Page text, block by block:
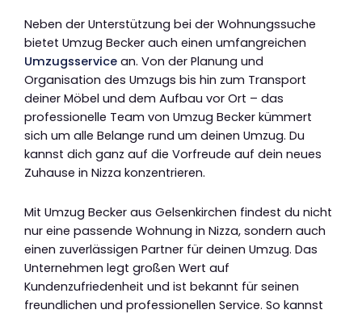
Neben der Unterstützung bei der Wohnungssuche
bietet Umzug Becker auch einen umfangreichen
Umzugsservice an. Von der Planung und
Organisation des Umzugs bis hin zum Transport
deiner Möbel und dem Aufbau vor Ort – das
professionelle Team von Umzug Becker kümmert
sich um alle Belange rund um deinen Umzug. Du
kannst dich ganz auf die Vorfreude auf dein neues
Zuhause in Nizza konzentrieren.
Mit Umzug Becker aus Gelsenkirchen findest du nicht
nur eine passende Wohnung in Nizza, sondern auch
einen zuverlässigen Partner für deinen Umzug. Das
Unternehmen legt großen Wert auf
Kundenzufriedenheit und ist bekannt für seinen
freundlichen und professionellen Service. So kannst